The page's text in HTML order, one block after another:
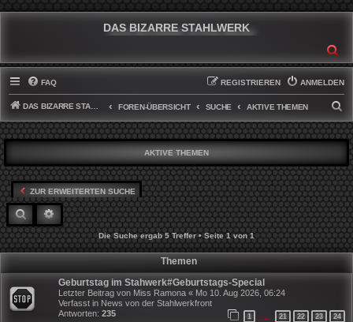
DAS BIZARRE STAHLWERK
FAQ ANMELDEN
REGISTRIEREN
DAS BIZARRE STAHLWERK FOREN-ÜBERSICHT SUCHE AKTIVE THEMEN
U
C
H
E
AKTIVE THEMEN
ZUR ERWEITERTEN SUCHE
SUCHE ERWEITERTE SUCHE
Die Suche ergab 5 Treffer • Seite1von1
Themen
Geburtstag im Stahwerk#Geburtstags-Special
Letzter Beitrag von Miss Ramona « Mo 10. Aug 2026, 06:24
Verfasst in News von der Stahlwerkfront
Antworten: 235 1 21 22 23 24